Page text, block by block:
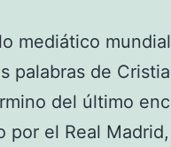
mediático
palabras de
del último
por el Real